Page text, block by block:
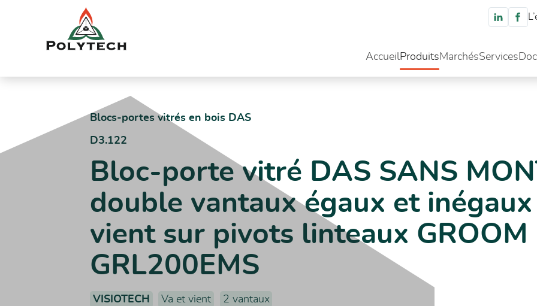
AccueilProduitsMarchésServices
Blocs-portes vitrés en bois DAS
D3.122
Bloc-porte vitré DAS SANS
double vantaux égaux et
vient sur pivots linteaux GROOM
GRL200EMS
VISIOTECH Va et vient 2 vantaux